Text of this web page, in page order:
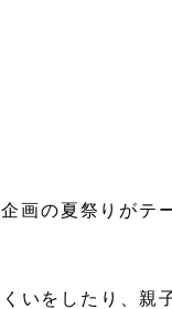
画の夏祭りがテ
いをしたり、親